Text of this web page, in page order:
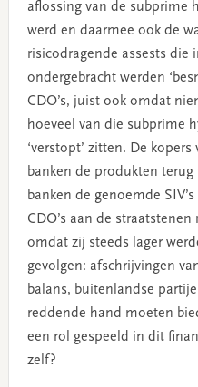
aflossing van de subprime
werd en daarmee ook de
risicodragende assests die
ondergebracht werden
CDO’s, juist ook omdat
hoeveel van die subprime
‘verstopt’ zitten. De kopers
banken de produkten
banken de genoemde
CDO’s aan de
omdat zij steeds lager
gevolgen: afschrijvingen
balans, buitenlandse
reddende hand moeten
een rol gespeeld in dit
zelf?